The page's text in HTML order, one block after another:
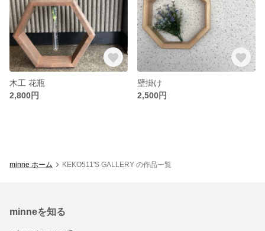
木工 花瓶
2,800円
壁掛け
2,500円
minne ホーム KEKO511'S GALLERY の作品一覧
minneを知る